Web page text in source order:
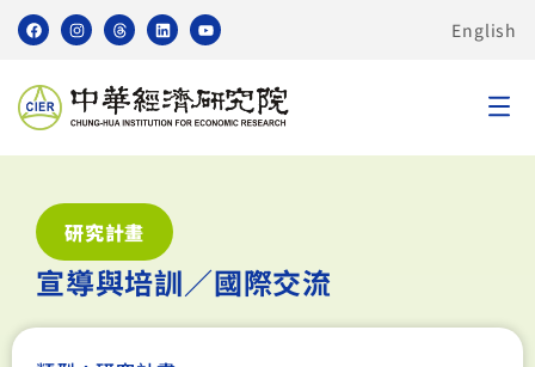
English
研究計畫
宣導與培訓／國際交流